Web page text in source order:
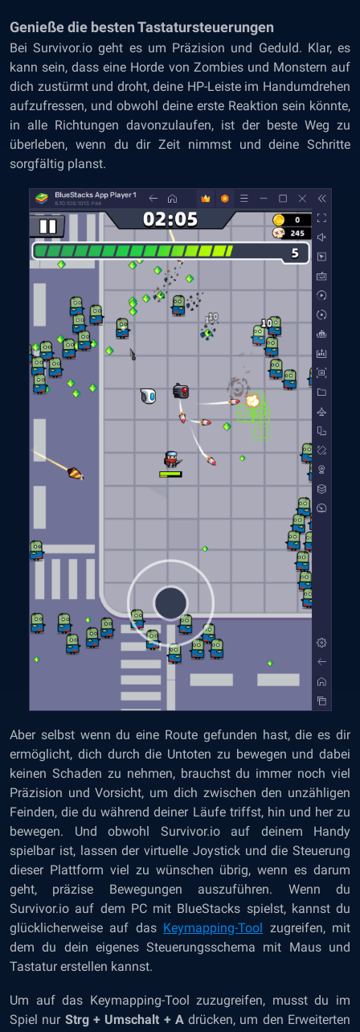
Genieße die besten Tastatursteuerungen
Bei Survivor.io geht es um Präzision und Geduld. Klar, es
kann sein, dass eine Horde von Zombies und Monstern auf
dich zustürmt und droht, deine HP-Leiste im Handumdrehen
aufzufressen, und obwohl deine erste Reaktion sein könnte,
in alle Richtungen davonzulaufen, ist der beste Weg zu
überleben, wenn du dir Zeit nimmst und deine Schritte
sorgfältig planst.
Aber selbst wenn du eine Route gefunden hast, die es dir
ermöglicht, dich durch die Untoten zu bewegen und dabei
keinen Schaden zu nehmen, brauchst du immer noch viel
Präzision und Vorsicht, um dich zwischen den unzähligen
Feinden, die du während deiner Läufe triffst, hin und her zu
bewegen. Und obwohl Survivor.io auf deinem Handy
spielbar ist, lassen der virtuelle Joystick und die Steuerung
dieser Plattform viel zu wünschen übrig, wenn es darum
geht, präzise Bewegungen auszuführen. Wenn du
Survivor.io auf dem PC mit BlueStacks spielst, kannst du
glücklicherweise auf das Keymapping-Tool zugreifen, mit
dem du dein eigenes Steuerungsschema mit Maus und
Tastatur erstellen kannst.
Um auf das Keymapping-Tool zuzugreifen, musst du im
Spiel nur Strg + Umschalt + Adrücken, um den Erweiterten